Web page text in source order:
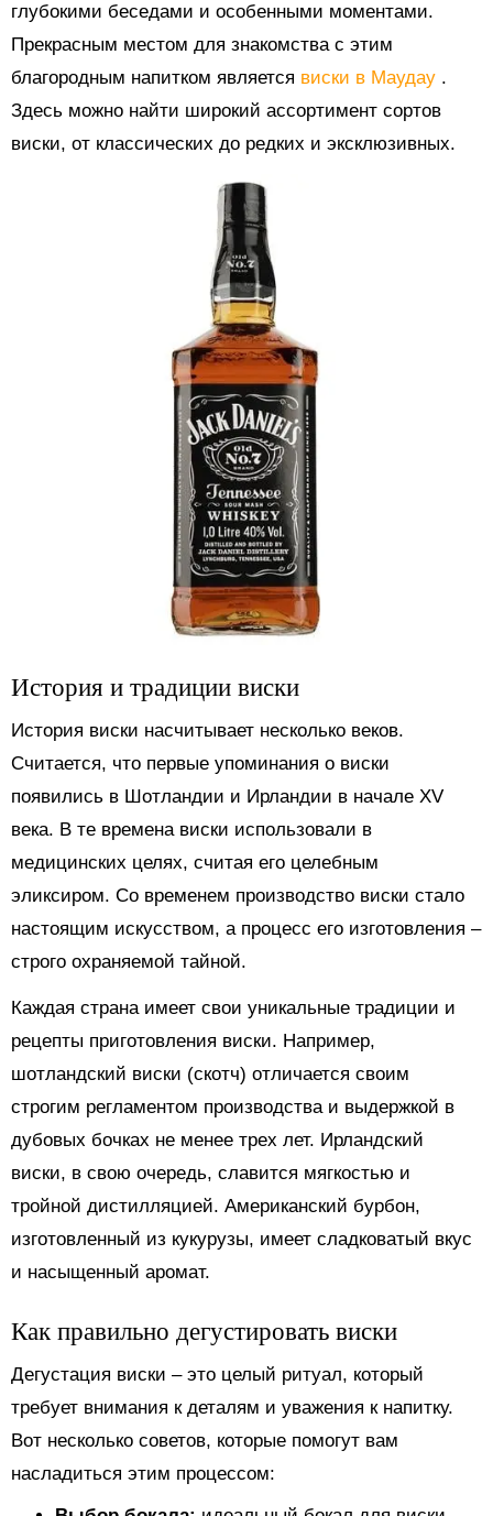
глубокими беседами и особенными моментами.
Прекрасным местом для знакомства с этим
благородным напитком является виски в Маудау .
Здесь можно найти широкий ассортимент сортов
виски, от классических до редких и эксклюзивных.
История и традиции виски
История виски насчитывает несколько веков.
Считается, что первые упоминания о виски
появились в Шотландии и Ирландии в начале XV
века. В те времена виски использовали в
медицинских целях, считая его целебным
эликсиром. Со временем производство виски стало
настоящим искусством, а процесс его изготовления –
строго охраняемой тайной.
Каждая страна имеет свои уникальные традиции и
рецепты приготовления виски. Например,
шотландский виски (скотч) отличается своим
строгим регламентом производства и выдержкой в
дубовых бочках не менее трех лет. Ирландский
виски, в свою очередь, славится мягкостью и
тройной дистилляцией. Американский бурбон,
изготовленный из кукурузы, имеет сладковатый вкус
и насыщенный аромат.
Как правильно дегустировать виски
Дегустация виски – это целый ритуал, который
требует внимания к деталям и уважения к напитку.
Вот несколько советов, которые помогут вам
насладиться этим процессом: